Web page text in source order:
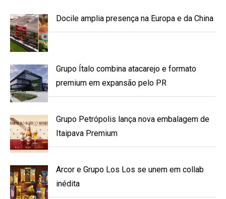
Docile amplia presença na Europa e da China
Grupo Ítalo combina atacarejo e formato
premium em expansão pelo PR
Grupo Petrópolis lança nova embalagem de
Itaipava Premium
Arcor e Grupo Los Los se unem em collab
inédita